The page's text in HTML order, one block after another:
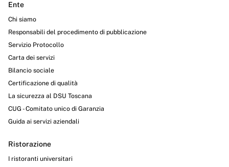
Ente
Chi siamo
Responsabili del procedimento di pubblicazione
Servizio Protocollo
Carta dei servizi
Bilancio sociale
Certificazione di qualità
La sicurezza al DSU Toscana
CUG - Comitato unico di Garanzia
Guida ai servizi aziendali
Ristorazione
I ristoranti universitari